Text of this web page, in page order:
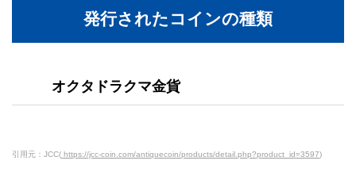
発行されたコインの種類
オクタドラクマ金貨
引用元：JCC( https://jcc-coin.com/antiquecoin/products/detail.php?product_id=3597)